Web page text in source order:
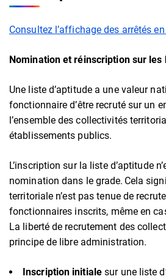
Consultez l’affichage des arrêtés
Nomination et réinscription sur les
Une liste d’aptitude a une valeur
fonctionnaire d’être recruté sur un
l’ensemble des collectivités
établissements publics.
L’inscription sur la liste d’aptitude
nomination dans le grade. Cela
territoriale n’est pas tenue de
fonctionnaires inscrits, même en
La liberté de recrutement des
principe de libre administration.
Inscription initiale sur une liste